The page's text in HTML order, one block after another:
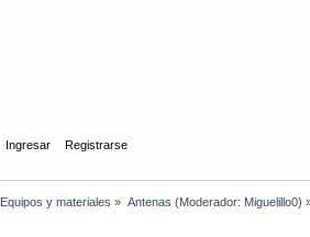
Ingresar Registrarse
Equipos y materiales » Antenas (Moderador: Miguelillo0)